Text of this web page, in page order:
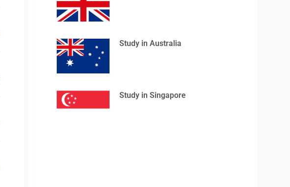
Study in Australia
Study in Singapore